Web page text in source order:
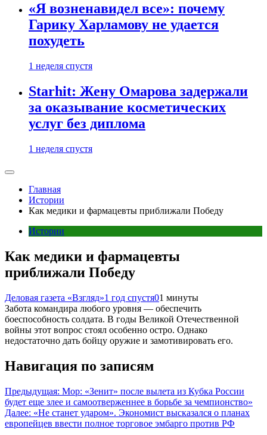
«Я возненавидел все»: почему
Гарику Харламову не удается
похудеть
1 неделя спустя
Starhit: Жену Омарова задержали
за оказывание косметических
услуг без диплома
1 неделя спустя
Главная
Истории
Как медики и фармацевты приближали Победу
Истории
Как медики и фармацевты
приближали Победу
Деловая газета «Взгляд»1 год спустя01 минуты
Забота командира любого уровня — обеспечить
боеспособность солдата. В годы Великой Отечественной
войны этот вопрос стоял особенно остро. Однако
недостаточно дать бойцу оружие и замотивировать его.
Навигация по записям
Предыдущая: Мор: «Зенит» после вылета из Кубка России
будет еще злее и самоотверженнее в борьбе за чемпионство»
Далее: «Не станет ударом». Экономист высказался о планах
европейцев ввести полное торговое эмбарго против РФ